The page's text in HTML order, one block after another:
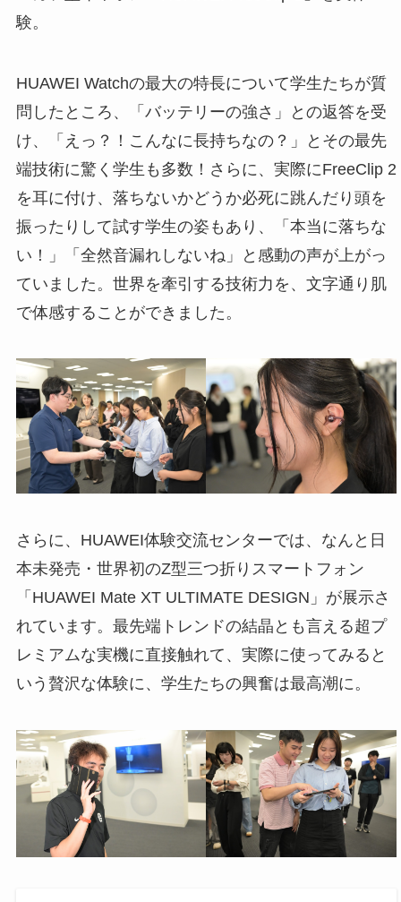
験。
HUAWEI Watchの最大の特長について学生たちが質
問したところ、「バッテリーの強さ」との返答を受
け、「えっ？！こんなに長持ちなの？」とその最先
端技術に驚く学生も多数！さらに、実際にFreeClip 2
を耳に付け、落ちないかどうか必死に跳んだり頭を
振ったりして試す学生の姿もあり、「本当に落ちな
い！」「全然音漏れしないね」と感動の声が上がっ
ていました。世界を牽引する技術力を、文字通り肌
で体感することができました。
さらに、HUAWEI体験交流センターでは、なんと日
本未発売・世界初のZ型三つ折りスマートフォン
「HUAWEI Mate XT ULTIMATE DESIGN」が展示さ
れています。最先端トレンドの結晶とも言える超プ
レミアムな実機に直接触れて、実際に使ってみると
いう贅沢な体験に、学生たちの興奮は最高潮に。